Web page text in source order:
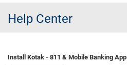
Help Center
Install Kotak - 811 & Mobile Banking App